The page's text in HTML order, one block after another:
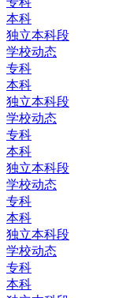
本科
独立本科段
学校动态
专科
本科
独立本科段
学校动态
专科
本科
独立本科段
学校动态
专科
本科
独立本科段
学校动态
专科
本科